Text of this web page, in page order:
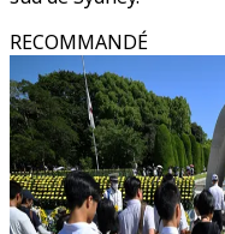
RECOMMANDÉ